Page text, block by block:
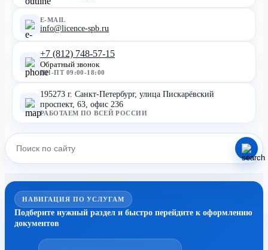
E-MAIL
info@licence-spb.ru
+7 (812) 748-57-15
Обратный звонок
ПН-ПТ 09:00-18:00
195273 г. Санкт-Петербург, улица Пискарёвский
проспект, 63, офис 236
РАБОТАЕМ ПО ВСЕЙ РОССИИ
НАВИГАЦИЯ ПО УСЛУГАМ
Подберите нужный раздел и быстро перейдите к оформлению
документов